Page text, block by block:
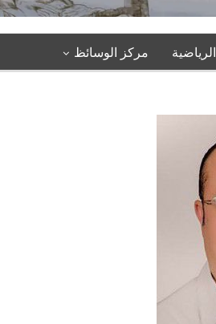
الرياضية مركز الوسائظ